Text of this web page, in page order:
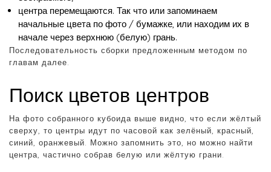
центра перемещаются. Так что или запоминаем
начальные цвета по фото / бумажке, или находим их в
начале через верхнюю (белую) грань.
Последовательность сборки предложенным методом по
главам далее.
Поиск цветов центров
На фото собранного кубоида выше видно, что если жёлтый
сверху, то центры идут по часовой как зелёный, красный,
синий, оранжевый. Можно запомнить это, но можно найти
центра, частично собрав белую или жёлтую грани.